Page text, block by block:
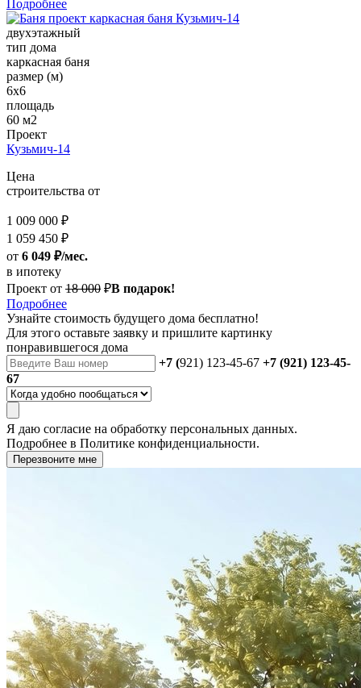
Подробнее
двухэтажный
тип дома
каркасная баня
размер (м)
6х6
площадь
60 м2
Проект
Кузьмич-14
Цена
строительства от
1 009 000 ₽
1 059 450 ₽
от 6 049 ₽/мес.
в ипотеку
Проект от 18 000 ₽В подарок!
Подробнее
Узнайте стоимость будущего дома бесплатно!
Для этого оставьте заявку и пришлите картинку
понравившегося дома
+7 (921) 123-45-67 +7 (921) 123-45-
67
Я даю согласие на обработку персональных данных.
Подробнее в Политике конфиденциальности.
Перезвоните мне